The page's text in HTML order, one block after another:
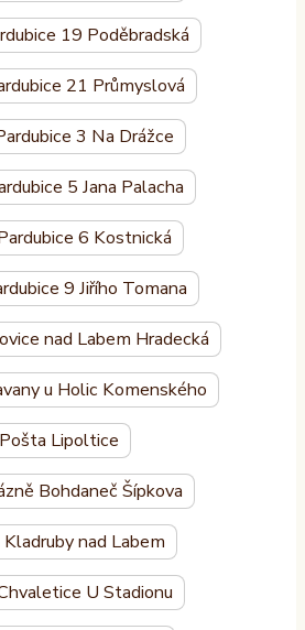
19 Poděbradská
21 Průmyslová
3 Na Drážce
5 Jana Palacha
6 Kostnická
9 Jiřího Tomana
nad Labem Hradecká
u Holic Komenského
Pošta Lipoltice
Bohdaneč Šípkova
nad Labem
U Stadionu